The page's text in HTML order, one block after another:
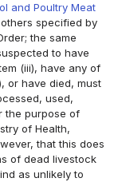
and Poultry Meat
specified by
the same
to have
(iii), have any of
or have died, must
used,
the purpose of
of Health,
that this does
of dead livestock
as unlikely to